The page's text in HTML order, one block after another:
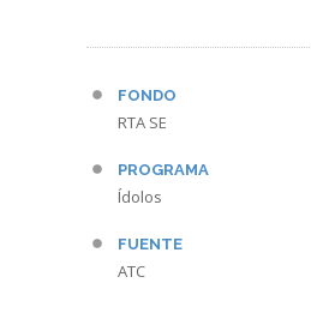
FONDO
RTA SE
PROGRAMA
Ídolos
FUENTE
ATC